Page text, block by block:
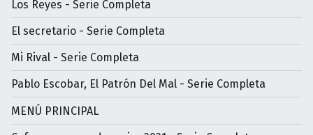
Los Reyes - Serie Completa
El secretario - Serie Completa
Mi Rival - Serie Completa
Pablo Escobar, El Patrón Del Mal - Serie Completa
MENÚ PRINCIPAL